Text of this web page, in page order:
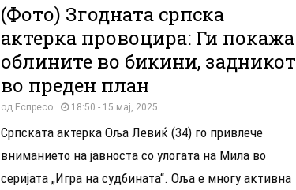
(Фото) Згодната српска
актерка провоцира: Ги покажа
облините во бикини, задникот
во преден план
од Еспресо 18:50 - 15 мај, 2025
Српската актерка Оља Левиќ (34) го привлече
вниманието на јавноста со улогата на Мила во
серијата „Игра на судбината“. Оља е многу активна